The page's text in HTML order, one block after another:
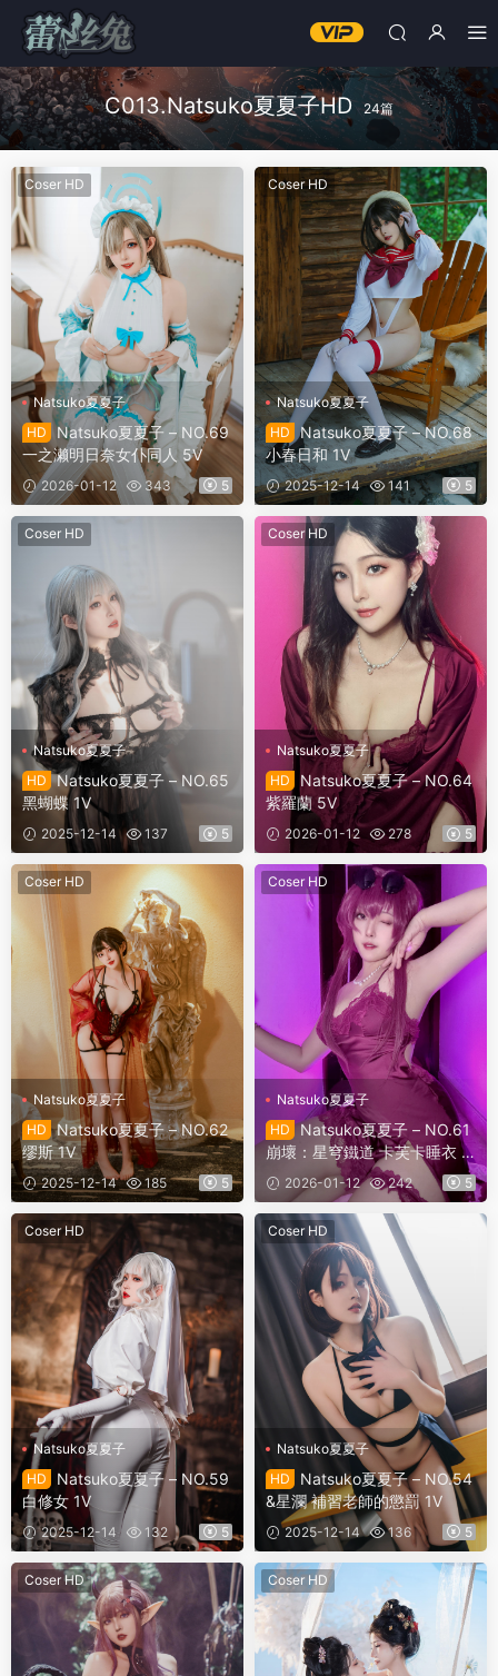
C013.Natsuko夏夏子HD 24篇
Coser HD
Natsuko夏夏子
HD
Natsuko夏夏子 – NO.69
一之濑明日奈女仆同人 5V
2026-01-12 343 5
Coser HD
Natsuko夏夏子
HD
Natsuko夏夏子 – NO.68
小春日和 1V
2025-12-14 141 5
Coser HD
Natsuko夏夏子
HD
Natsuko夏夏子 – NO.65
黑蝴蝶 1V
2025-12-14 137 5
Coser HD
Natsuko夏夏子
HD
Natsuko夏夏子 – NO.64
紫羅蘭 5V
2026-01-12 278 5
Coser HD
Natsuko夏夏子
HD
Natsuko夏夏子 – NO.62
缪斯 1V
2025-12-14 185 5
Coser HD
Natsuko夏夏子
HD
Natsuko夏夏子 – NO.61
崩壞：星穹鐵道 卡芙卡睡衣 6
V 2026-01-12 242 5
Coser HD
Natsuko夏夏子
HD
Natsuko夏夏子 – NO.59
白修女 1V
2025-12-14 132 5
Coser HD
Natsuko夏夏子
HD
Natsuko夏夏子 – NO.54
&星瀾 補習老師的懲罰 1V
2025-12-14 136 5
Coser HD Coser HD